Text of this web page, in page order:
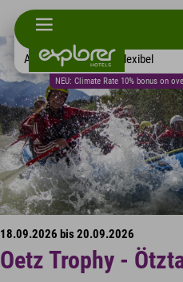
NEU: Climate Rate 10% bonus on
Alle Hotels Flexibel
18.09.2026 bis 20.09.2026
Oetz Trophy -